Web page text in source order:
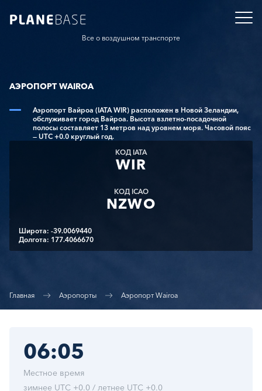
Все о воздушном транспорте
АЭРОПОРТ WAIROA
Аэропорт Вайроа (IATA WIR) расположен в Новой Зеландии,
обслуживает город Вайроа. Высота взлетно-посадочной
полосы составляет 13 метров над уровнем моря. Часовой пояс
— UTC +0.0 круглый год.
КОД IATA
WIR
КОД ICAO
NZWO
Широта: -39.0069440
Долгота: 177.4066670
Главная Аэропорты Аэропорт Wairoa
06:05
Местное время
зимнее UTC +0.0 / летнее UTC +0.0